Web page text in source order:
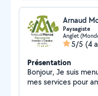
Arnaud
Paysagiste
Anglet
5/5 (4
Présentation
Bonjour, Je suis
mes services pour